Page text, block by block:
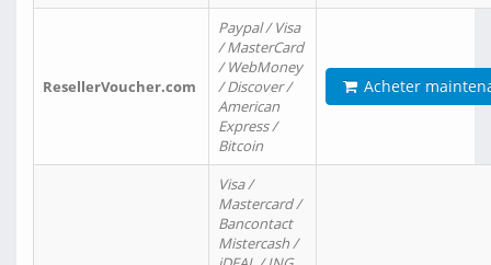
ResellerVoucher.com
Paypal / Visa
/ MasterCard
/ WebMoney
/ Discover /
American
Express /
Bitcoin
Acheter
Visa /
Mastercard /
Bancontact
Mistercash /